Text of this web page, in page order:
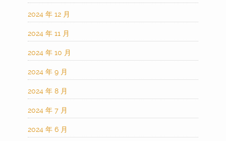
2024 年 12 月
2024 年 11 月
2024 年 10 月
2024 年 9 月
2024 年 8 月
2024 年 7 月
2024 年 6 月